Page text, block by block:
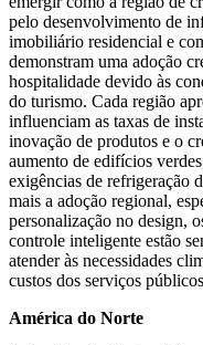
pelo desenvolvimento de
imobiliário residencial e
demonstram uma adoção
hospitalidade devido às
do turismo. Cada região
influenciam as taxas de
inovação de produtos e o
aumento de edifícios
exigências de refrigeração
mais a adoção regional,
personalização no design,
controle inteligente estão
atender às necessidades
custos dos serviços
América do Norte